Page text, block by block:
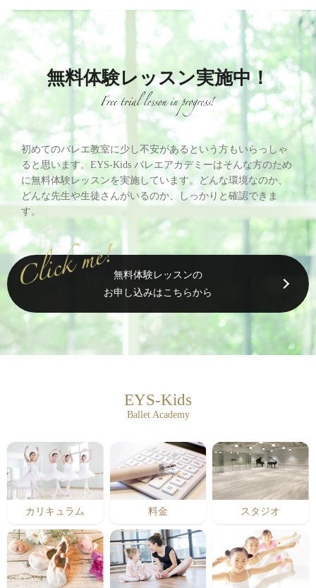
無料体験レッスン実施中！
初めてのバレエ教室に少し不安があるという方もいらっしゃ
ると思います。EYS-Kids バレエアカデミーはそんな方のため
に無料体験レッスンを実施しています。どんな環境なのか、
どんな先生や生徒さんがいるのか、しっかりと確認できま
す。
無料体験レッスンの
お申し込みはこちらから
EYS-Kids
Ballet Academy
カリキュラム 料金 スタジオ